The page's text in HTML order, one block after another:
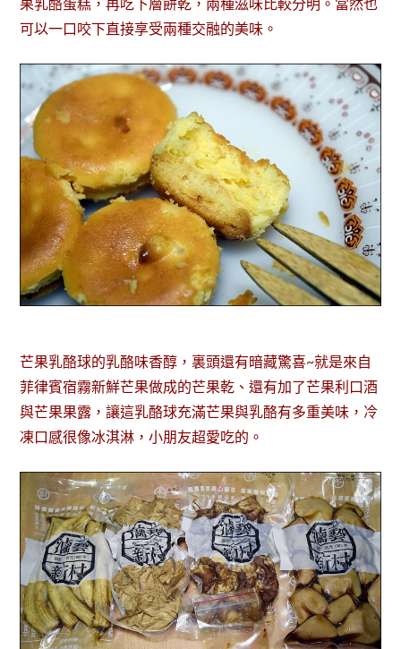
果乳酪蛋糕，再吃下層餅乾，兩種滋味比較分明。當然也
可以一口咬下直接享受兩種交融的美味。
芒果乳酪球的乳酪味香醇，裏頭還有暗藏驚喜~就是來自
菲律賓宿霧新鮮芒果做成的芒果乾、還有加了芒果利口酒
與芒果果露，讓這乳酪球充滿芒果與乳酪有多重美味，冷
凍口感很像冰淇淋，小朋友超愛吃的。